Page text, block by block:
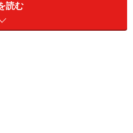
では簡単なほう？
読む